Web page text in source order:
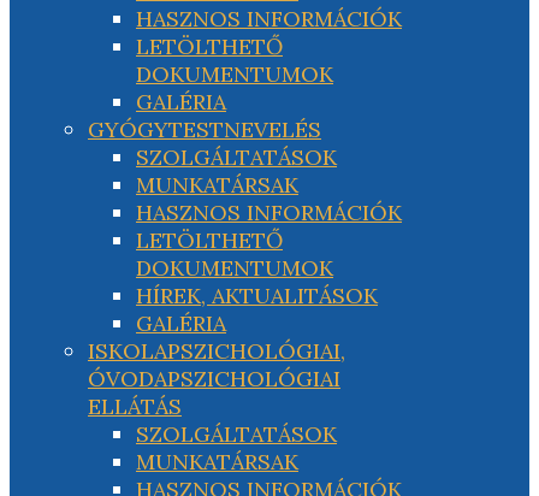
HASZNOS INFORMÁCIÓK
LETÖLTHETŐ
DOKUMENTUMOK
GALÉRIA
GYÓGYTESTNEVELÉS
SZOLGÁLTATÁSOK
MUNKATÁRSAK
HASZNOS INFORMÁCIÓK
LETÖLTHETŐ
DOKUMENTUMOK
HÍREK, AKTUALITÁSOK
GALÉRIA
ISKOLAPSZICHOLÓGIAI,
ÓVODAPSZICHOLÓGIAI
ELLÁTÁS
SZOLGÁLTATÁSOK
MUNKATÁRSAK
HASZNOS INFORMÁCIÓK